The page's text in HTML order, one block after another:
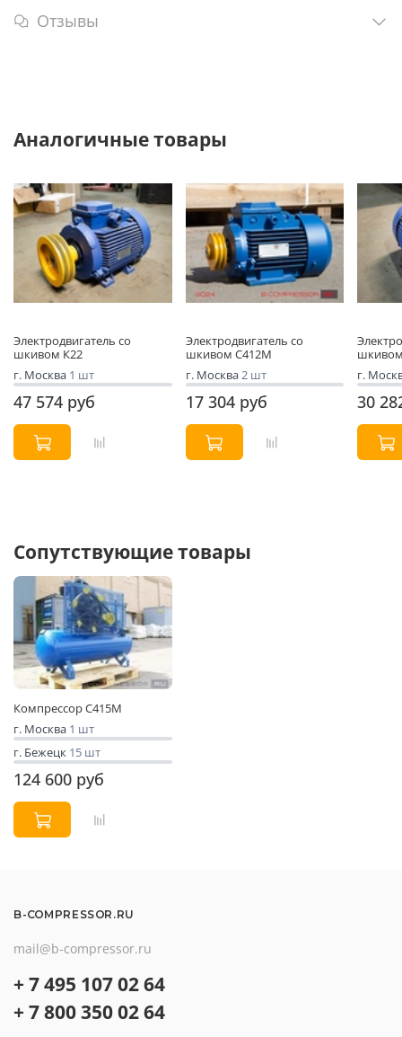
Отзывы
Аналогичные товары
Электродвигатель со
шкивом К22
г. Москва 1 шт
47 574 руб
Электродвигатель со
шкивом С412М
г. Москва2 шт
17 304 руб
г.
30
Сопутствующие товары
Компрессор С415М
г. Москва 1 шт
г. Бежецк 15 шт
124 600 руб
B-COMPRESSOR.RU
mail@b-compressor.ru
+ 7 495 107 02 64
+ 7 800 350 02 64